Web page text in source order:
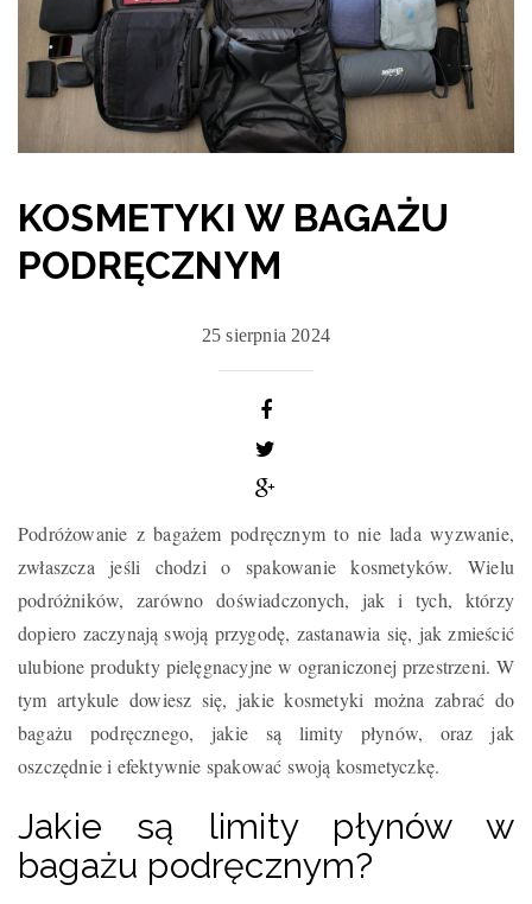
KOSMETYKI W BAGAŻU
PODRĘCZNYM
25 sierpnia 2024
Podróżowanie z bagażem podręcznym to nie lada wyzwanie,
zwłaszcza jeśli chodzi o spakowanie kosmetyków. Wielu
podróżników, zarówno doświadczonych, jak i tych, którzy
dopiero zaczynają swoją przygodę, zastanawia się, jak zmieścić
ulubione produkty pielęgnacyjne w ograniczonej przestrzeni. W
tym artykule dowiesz się, jakie kosmetyki można zabrać do
bagażu podręcznego, jakie są limity płynów, oraz jak
oszczędnie i efektywnie spakować swoją kosmetyczkę.
Jakie są limity płynów w
bagażu podręcznym?